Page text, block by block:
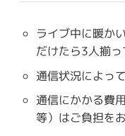
ライブ中に暖か
だけたら3人揃
通信状況によっ
通信にかかる費
等）はご負担を